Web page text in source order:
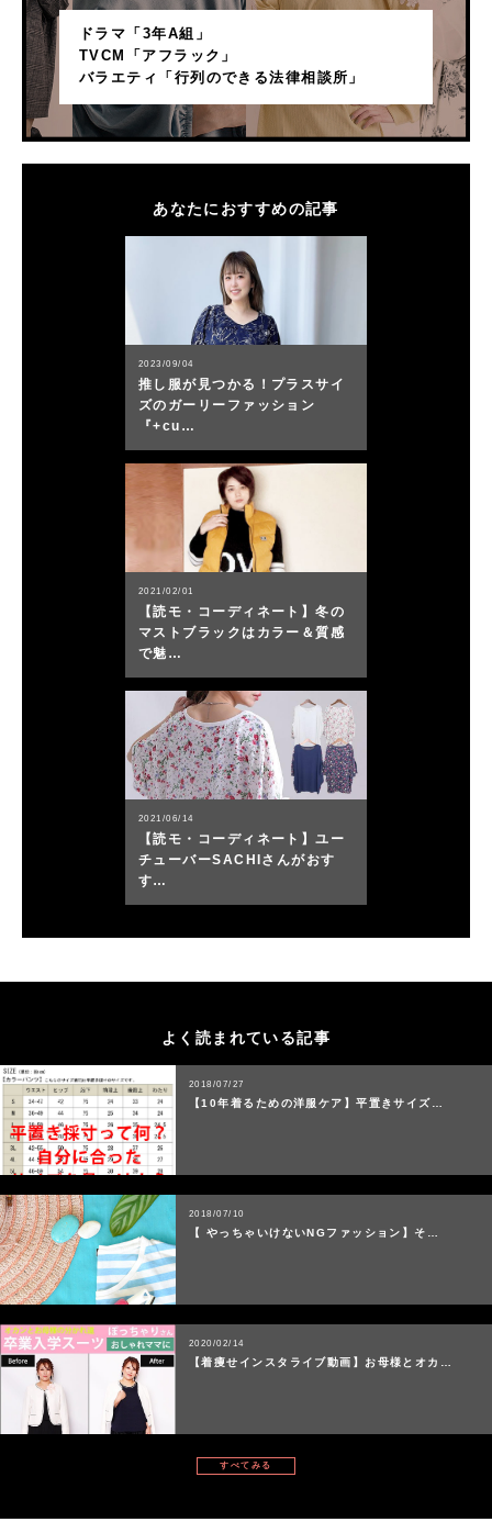
よく読まれている記事
2018/07/27
【10年着るための洋服ケア】平置きサイズ…
2018/07/10
【 やっちゃいけないNGファッション】そ…
2020/02/14
【着痩せインスタライブ動画】お母様とオカ…
すべてみる
ドラマ「3年A組」
TVCM「アフラック」
バラエティ「行列のできる法律相談所」
あなたにおすすめの記事
2023/09/04
推し服が見つかる！プラスサイ
ズのガーリーファッション
『+cu…
2021/02/01
【読モ・コーディネート】冬の
マストブラックはカラー＆質感
で魅…
2021/06/14
【読モ・コーディネート】ユー
チューバーSACHIさんがおす
す…